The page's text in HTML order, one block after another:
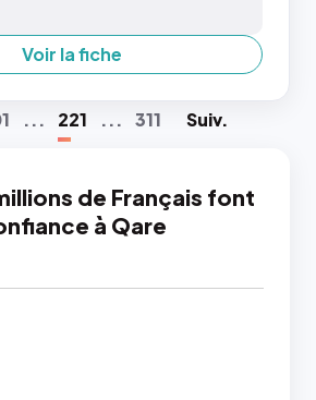
Voir la fiche
... 221 ... 311 Suiv.
de Français font
à Qare